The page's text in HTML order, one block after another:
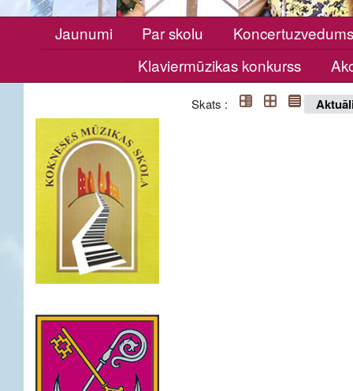
Jaunumi Par skolu
Klaviermūzikas konkurss
Skats :